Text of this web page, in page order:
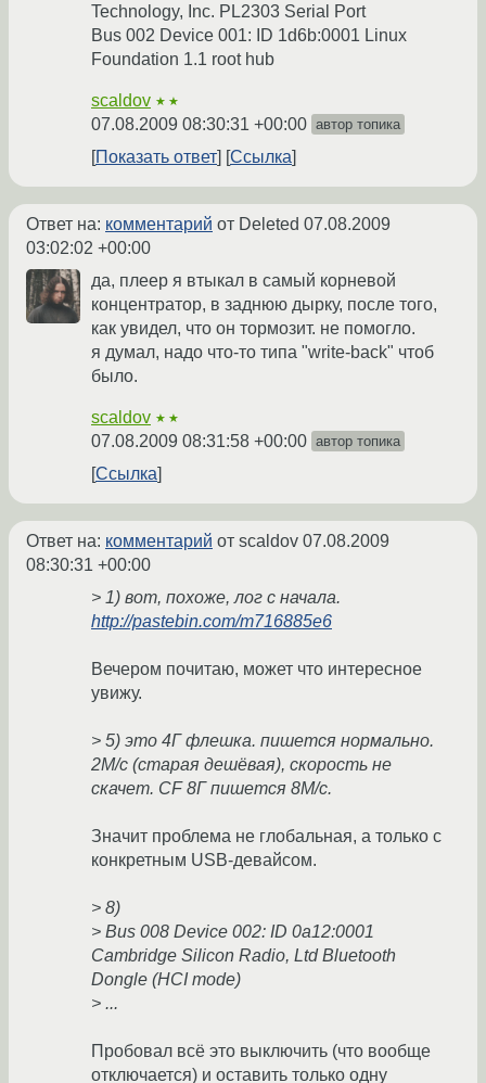
Technology, Inc. PL2303 Serial Port
Bus 002 Device 001: ID 1d6b:0001 Linux
Foundation 1.1 root hub
scaldov ★★
07.08.2009 08:30:31 +00:00 автор топика
Показать ответ Ссылка
Ответ на: комментарий от Deleted 07.08.2009
03:02:02 +00:00
да, плеер я втыкал в самый корневой
концентратор, в заднюю дырку, после того,
как увидел, что он тормозит. не помогло.
я думал, надо что-то типа "write-back" чтоб
было.
scaldov ★★
07.08.2009 08:31:58 +00:00 автор топика
Ссылка
Ответ на: комментарий от scaldov 07.08.2009
08:30:31 +00:00
> 1) вот, похоже, лог с начала.
http://pastebin.com/m716885e6
Вечером почитаю, может что интересное
увижу.
> 5) это 4Г флешка. пишется нормально.
2М/с (старая дешёвая), скорость не
скачет. CF 8Г пишется 8М/с.
Значит проблема не глобальная, а только с
конкретным USB-девайсом.
> 8)
> Bus 008 Device 002: ID 0a12:0001
Cambridge Silicon Radio, Ltd Bluetooth
Dongle (HCI mode)
> ...
Пробовал всё это выключить (что вообще
отключается) и оставить только одну